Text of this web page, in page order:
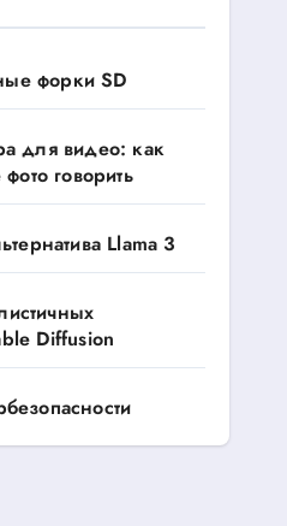
форки SD
для видео: как
фото говорить
Llama 3
Diffusion